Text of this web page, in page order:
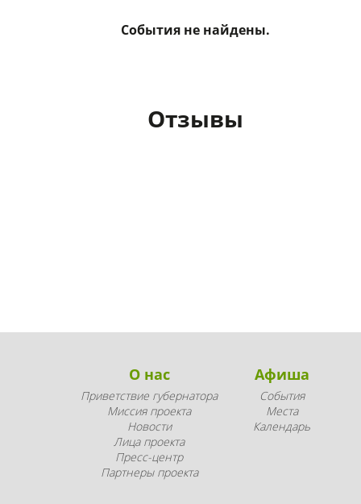
События не найдены.
Отзывы
О нас
Приветствие губернатора
Миссия проекта
Новости
Лица проекта
Пресс-центр
Партнеры проекта
Афиша
События
Места
Календарь